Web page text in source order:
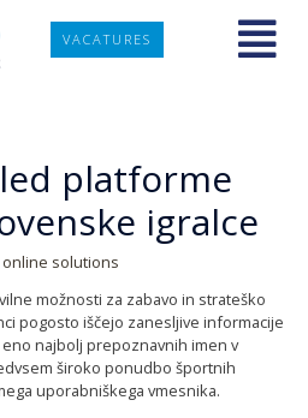
VACATURES
platforme
igralce
online solutions
možnosti za zabavo in strateško
pogosto iščejo zanesljive informacije
eno najbolj prepoznavnih imen v
široko ponudbo športnih
uporabniškega vmesnika.